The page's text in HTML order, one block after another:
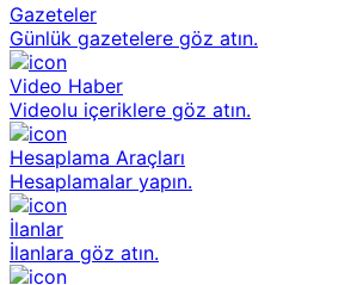
Gazeteler
Günlük gazetelere göz atın.
Video Haber
Videolu içeriklere göz atın.
Hesaplama Araçları
Hesaplamalar yapın.
İlanlar
İlanlara göz atın.